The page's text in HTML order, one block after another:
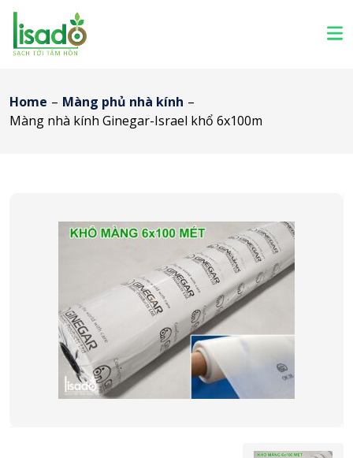
Home – Màng phủ nhà kính –
Màng nhà kính Ginegar-Israel khổ 6x100m